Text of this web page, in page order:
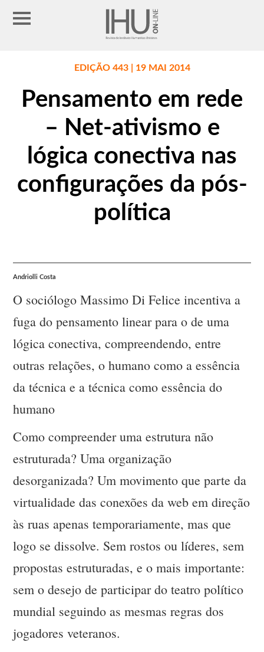
EDIÇÃO 443 | 19 MAI 2014
Pensamento em rede
– Net-ativismo e
lógica conectiva nas
configurações da pós-
política
Andriolli Costa
O sociólogo Massimo Di Felice incentiva a
fuga do pensamento linear para o de uma
lógica conectiva, compreendendo, entre
outras relações, o humano como a essência
da técnica e a técnica como essência do
humano
Como compreender uma estrutura não
estruturada? Uma organização
desorganizada? Um movimento que parte da
virtualidade das conexões da web em direção
às ruas apenas temporariamente, mas que
logo se dissolve. Sem rostos ou líderes, sem
propostas estruturadas, e o mais importante:
sem o desejo de participar do teatro político
mundial seguindo as mesmas regras dos
jogadores veteranos.